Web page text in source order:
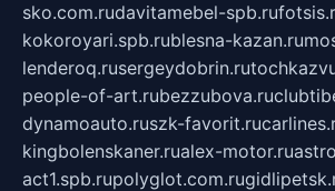
sko.com.rudavitamebel-spb.ru
kokoroyari.spb.rublesna-kazan.ru
lenderoq.rusergeydobrin.ru
people-of-art.rubezzubova.ru
dynamoauto.ruszk-favorit.ru
kingbolenskaner.rualex-motor.ru
act1.spb.rupolyglot.com.ru